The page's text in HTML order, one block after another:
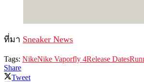
ที่มา Sneaker News
Tags: NikeNike Vaporfly 4Release Dates
Share
Tweet